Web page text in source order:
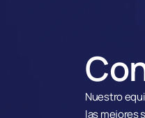
Nuestro
las mejores